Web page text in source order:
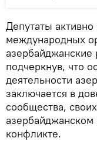
Депутаты
международных
азербайджанские
подчеркнув, что
деятельности
заключается в
сообщества,
азербайджанском
конфликте.